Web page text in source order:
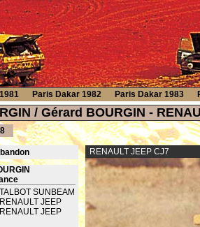
/ Gérard BOURGIN -
andon
SUNBEAM
JEEP
JEEP
RENAULT JEEP CJ7
Paris Dakar 1982 Paris Dakar 1983